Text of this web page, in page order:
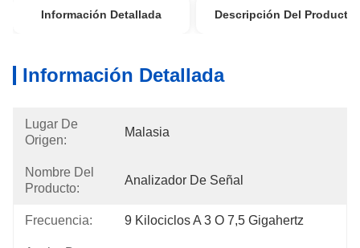
Información Detallada Descripción Del Producto
Información Detallada
Lugar De
Origen:
Malasia
Nombre Del
Producto:
Analizador De Señal
Frecuencia: 9 Kilociclos A 3 O 7,5 Gigahertz